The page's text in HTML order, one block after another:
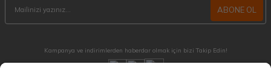
ABONE OL
Kampanya ve indirimlerden haberdar olmak için bizi Takip Edin!